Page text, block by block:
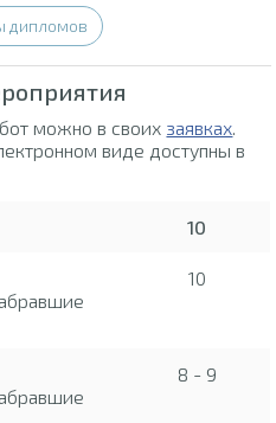
дипломов
можно в своих заявках.
виде доступны в
10
10
8 - 9